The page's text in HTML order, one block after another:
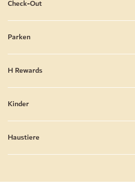
Check-Out
Parken
H Rewards
Kinder
Haustiere